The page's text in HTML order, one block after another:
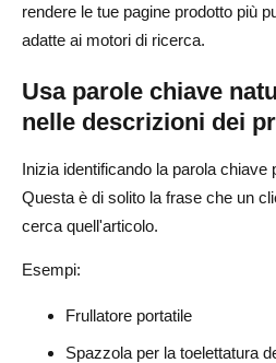
rendere le tue pagine prodotto più
adatte ai motori di ricerca.
Usa parole chiave
nelle descrizioni dei
Inizia identificando la parola chiave
Questa è di solito la frase che un
cerca quell'articolo.
Esempi:
Frullatore portatile
Spazzola per la toelettatura